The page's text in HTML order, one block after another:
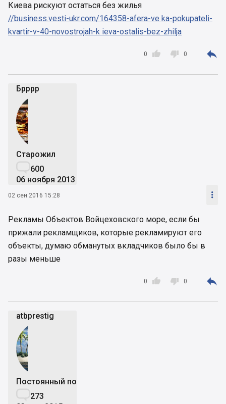
Киева рискуют остаться без жилья
//business.vesti-ukr.com/164358-afera-ve ka-pokupateli-
kvartir-v-40-novostrojah-k ieva-ostalis-bez-zhilja

0  0 
Брррр
Старожил
600
06 ноября 2013
02 сен 2016 15:28 
Рекламы Объектов Войцеховского море, если бы
прижали рекламщиков, которые рекламируют его
объекты, думаю обманутых вкладчиков было бы в
разы меньше

0  0 
atbprestig
Постоянный пользователь
273